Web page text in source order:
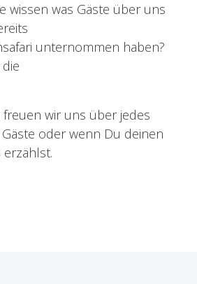
wissen was Gäste über uns
unternommen haben?
wir uns über jedes
oder wenn Du deinen